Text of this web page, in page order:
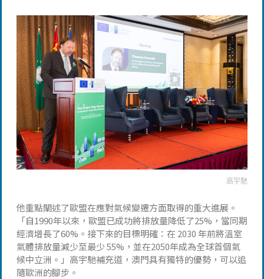
高宇馳
他重點闡述了歐盟在應對氣候變遷方面取得的重大進展。
「自1990年以來，歐盟已成功將排放量降低了25%，當同期
經濟增長了60%。接下來的目標明確：在 2030 年前將溫室
氣體排放量減少至最少 55%，並在2050年成為全球首個氣
候中立洲。」高宇馳補充道，澳門具有獨特的優勢，可以追
隨歐洲的腳步。